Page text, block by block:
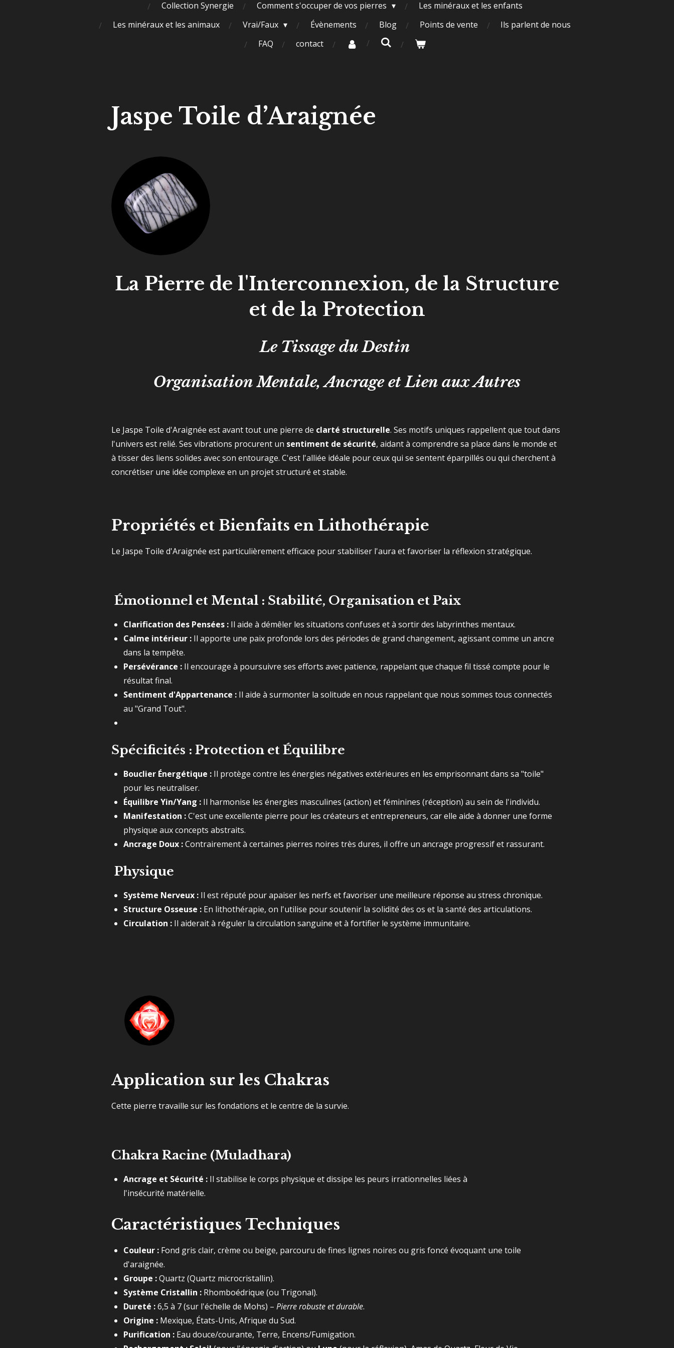
Collection Synergie
Comment s'occuper de vos pierres
Les minéraux et les enfants
Les minéraux et les animaux
Vrai/Faux Évènements Blog Points de vente
Ils parlent de nous
FAQ
contact
Jaspe Toile d’Araignée
La Pierre de l'Interconnexion, de la Structure
et de la Protection
Le Tissage du Destin
Organisation Mentale, Ancrage et Lien aux Autres
Le Jaspe Toile d'Araignée est avant tout une pierre de clarté structurelle. Ses motifs uniques rappellent que tout dans
l'univers est relié. Ses vibrations procurent un sentiment de sécurité, aidant à comprendre sa place dans le monde et
à tisser des liens solides avec son entourage. C'est l'alliée idéale pour ceux qui se sentent éparpillés ou qui cherchent à
concrétiser une idée complexe en un projet structuré et stable.
Propriétés et Bienfaits en Lithothérapie
Le Jaspe Toile d'Araignée est particulièrement efficace pour stabiliser l'aura et favoriser la réflexion stratégique.
Émotionnel et Mental : Stabilité, Organisation et Paix
Clarification des Pensées : Il aide à démêler les situations confuses et à sortir des labyrinthes mentaux.
Calme intérieur : Il apporte une paix profonde lors des périodes de grand changement, agissant comme un ancre
dans la tempête.
Persévérance : Il encourage à poursuivre ses efforts avec patience, rappelant que chaque fil tissé compte pour le
résultat final.
Sentiment d'Appartenance : Il aide à surmonter la solitude en nous rappelant que nous sommes tous connectés
au "Grand Tout".
Spécificités : Protection et Équilibre
Bouclier Énergétique : Il protège contre les énergies négatives extérieures en les emprisonnant dans sa "toile"
pour les neutraliser.
Équilibre Yin/Yang : Il harmonise les énergies masculines (action) et féminines (réception) au sein de l'individu.
Manifestation :C'est une excellente pierre pour les créateurs et entrepreneurs, car elle aide à donner une forme
physique aux concepts abstraits.
Ancrage Doux :Contrairement à certaines pierres noires très dures, il offre un ancrage progressif et rassurant.
Physique
Système Nerveux : Il est réputé pour apaiser les nerfs et favoriser une meilleure réponse au stress chronique.
Structure Osseuse : En lithothérapie, on l'utilise pour soutenir la solidité des os et la santé des articulations.
Circulation : Il aiderait à réguler la circulation sanguine et à fortifier le système immunitaire.
Application sur les Chakras
Cette pierre travaille sur les fondations et le centre de la survie.
Chakra Racine (Muladhara)
Ancrage et Sécurité : Il stabilise le corps physique et dissipe les peurs irrationnelles liées à
l'insécurité matérielle.
Caractéristiques Techniques
Couleur : Fond gris clair, crème ou beige, parcouru de fines lignes noires ou gris foncé évoquant une toile
d'araignée.
Groupe :Quartz (Quartz microcristallin).
Système Cristallin : Rhomboédrique (ou Trigonal).
Dureté :6,5 à 7 (sur l'échelle de Mohs) – Pierre robuste et durable.
Origine : Mexique, États-Unis, Afrique du Sud.
Purification : Eau douce/courante, Terre, Encens/Fumigation.